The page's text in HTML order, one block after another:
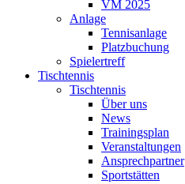
VM 2025
Anlage
Tennisanlage
Platzbuchung
Spielertreff
Tischtennis
Tischtennis
Über uns
News
Trainingsplan
Veranstaltungen
Ansprechpartner
Sportstätten